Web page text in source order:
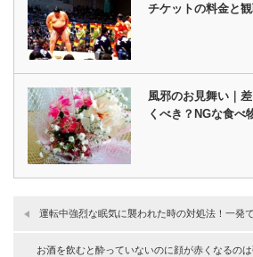
チケットの料金と
風邪のお見舞い｜
くべき？NGな食べ
運転中強烈な眠気に襲われた時の対処法！一発
お酒を飲むと酔っていないのに顔が赤くなるの